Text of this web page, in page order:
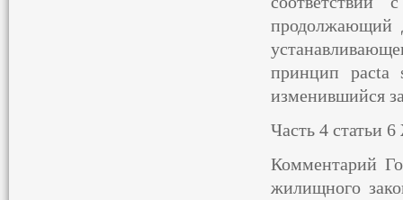
продолжающий
принцип pacta
изменившийся
Часть 4 статьи
Комментарий
жилищного